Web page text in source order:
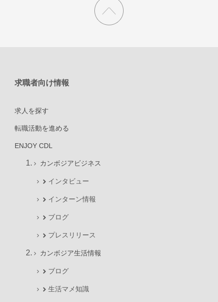
求職者向け情報
求人を探す
転職活動を進める
ENJOY CDL
カンボジアビジネス
インタビュー
インターン情報
ブログ
プレスリリース
カンボジア生活情報
ブログ
生活マメ知識